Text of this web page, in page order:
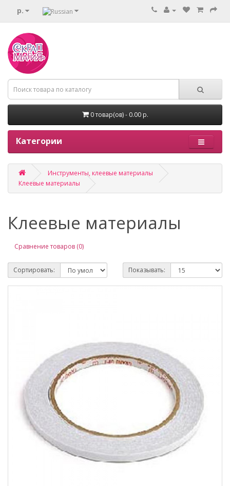
р.
0 товар(ов) - 0.00 р.
Категории
Инструменты, клеевые материалы
Клеевые материалы
Клеевые материалы
Сравнение товаров (0)
Сортировать: Показывать: